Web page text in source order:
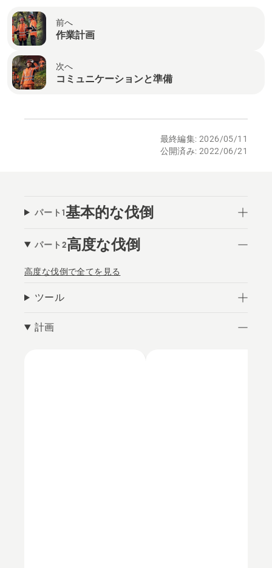
前へ
作業計画
次へ
コミュニケーションと準備
最終編集: 2026/05/11
公開済み: 2022/06/21
パート1基本的な伐倒
パート2高度な伐倒
高度な伐倒で全てを見る
ツール
計画